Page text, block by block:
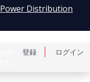
登録 ログイン
Power Distribution